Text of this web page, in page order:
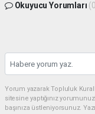
Okuyucu Yorumları
Yorum yazarak Topluluk
sitesine yaptığınız
başınıza üstleniyorsunuz.